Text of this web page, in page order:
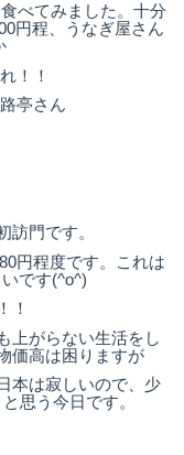
べてみました。十分
円程、うなぎ屋さん
！！
亭さん
訪門です。
円程度です。これは
です(^o^)
！
上がらない生活をし
価高は困りますが
本は寂しいので、少
思う今日です。